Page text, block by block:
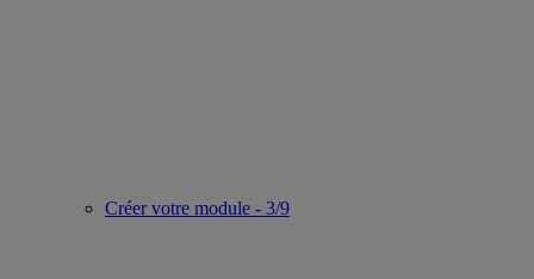
Créer votre module - 3/9